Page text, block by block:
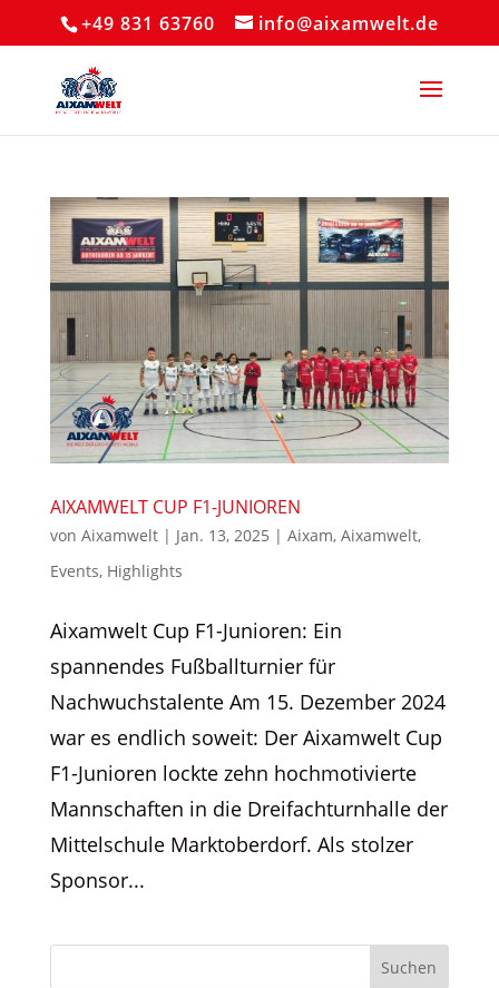
+49 831 63760 info@aixamwelt.de
AIXAMWELT CUP F1-JUNIOREN
von Aixamwelt| Jan. 13, 2025 | Aixam, Aixamwelt,
Events, Highlights
Aixamwelt Cup F1-Junioren: Ein
spannendes Fußballturnier für
Nachwuchstalente Am 15. Dezember 2024
war es endlich soweit: Der Aixamwelt Cup
F1-Junioren lockte zehn hochmotivierte
Mannschaften in die Dreifachturnhalle der
Mittelschule Marktoberdorf. Als stolzer
Sponsor...